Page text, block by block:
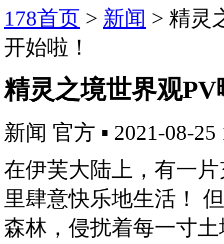
178首页 > 新闻 > 精灵
开始啦！
精灵之境世界观
新闻 官方 ▪ 2021-08-25
在伊芙大陆上，有一
里肆意快乐地生活！
森林，侵扰着每一寸